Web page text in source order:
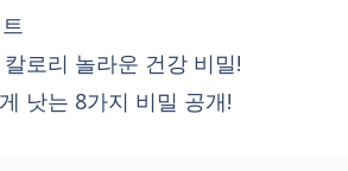
로리 놀라운 건강 비밀!
낫는 8가지 비밀 공개!